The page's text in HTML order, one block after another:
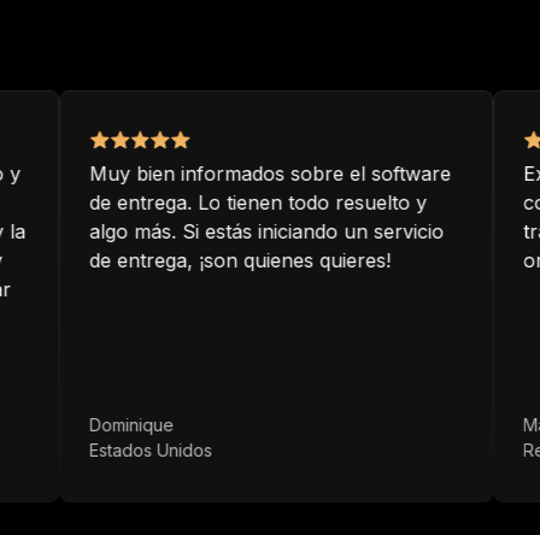
Muy bien informados sobre el software
de entrega. Lo tienen todo resuelto y
algo más. Si estás iniciando un servicio
de entrega, ¡son quienes quieres!
Dominique
Estados Unidos
Reino